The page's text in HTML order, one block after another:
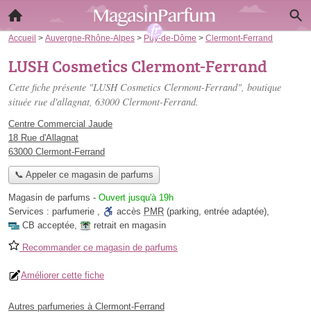
Accueil > Auvergne-Rhône-Alpes > Puy-de-Dôme > Clermont-Ferrand
LUSH Cosmetics Clermont-Ferrand
Cette fiche présente "LUSH Cosmetics Clermont-Ferrand", boutique
située rue d'allagnat, 63000 Clermont-Ferrand.
Centre Commercial Jaude
18 Rue d'Allagnat
63000 Clermont-Ferrand
📞 Appeler ce magasin de parfums
Magasin de parfums - Ouvert jusqu'à 19h
Services : parfumerie , accès PMR (parking, entrée adaptée),
CB acceptée, retrait en magasin
Recommander ce magasin de parfums
Améliorer cette fiche
Autres parfumeries à Clermont-Ferrand